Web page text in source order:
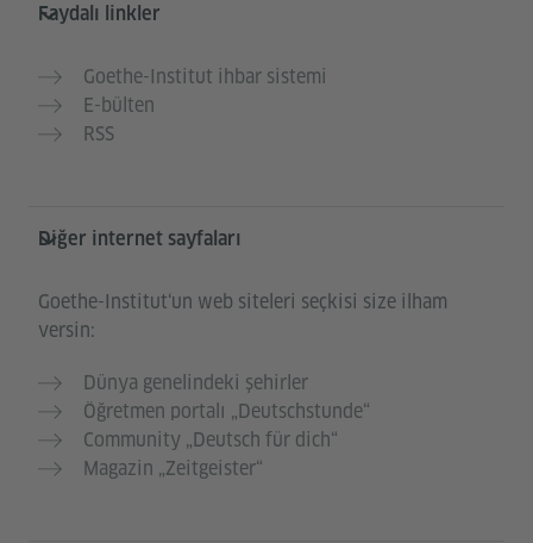
Faydalı linkler
Goethe-Institut ihbar sistemi
E-bülten
RSS
Diğer internet sayfaları
Goethe-Institut‘un web siteleri seçkisi size ilham
versin:
Dünya genelindeki şehirler
Öğretmen portalı „Deutschstunde“
Community „Deutsch für dich“
Magazin „Zeitgeister“